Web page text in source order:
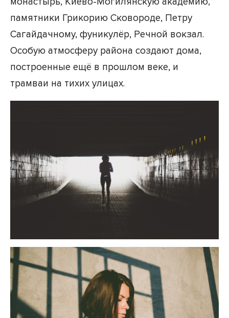
памятники Грикорию Сковороде, Петру
Сагайдачному, фуникулёр, Речной вокзал.
Особую атмосферу района создают дома,
построенные ещё в прошлом веке, и
трамваи на тихих улицах.